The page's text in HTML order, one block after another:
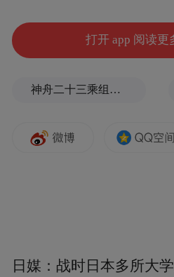
打开 app 阅读更
神舟二十三乘组新画面：在太空用超声测肌肉，常态化开展健康管理
日媒：战时日本多所大